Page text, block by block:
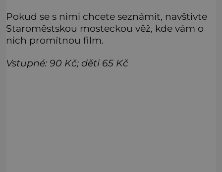
Pokud se s nimi chcete seznámit, navštivte
Staroměstskou mosteckou věž, kde vám o
nich promítnou film.
Vstupné: 90 Kč; děti 65 Kč